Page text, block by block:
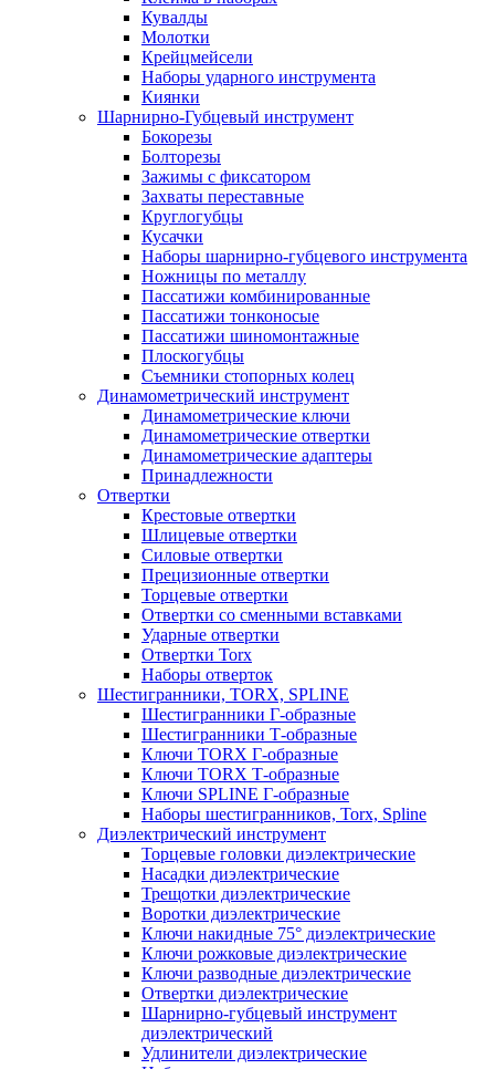
Кувалды
Молотки
Крейцмейсели
Наборы ударного инструмента
Киянки
Шарнирно-Губцевый инструмент
Бокорезы
Болторезы
Зажимы с фиксатором
Захваты переставные
Круглогубцы
Кусачки
Наборы шарнирно-губцевого инструмента
Ножницы по металлу
Пассатижи комбинированные
Пассатижи тонконосые
Пассатижи шиномонтажные
Плоскогубцы
Съемники стопорных колец
Динамометрический инструмент
Динамометрические ключи
Динамометрические отвертки
Динамометрические адаптеры
Принадлежности
Отвертки
Крестовые отвертки
Шлицевые отвертки
Силовые отвертки
Прецизионные отвертки
Торцевые отвертки
Отвертки со сменными вставками
Ударные отвертки
Отвертки Torx
Наборы отверток
Шестигранники, TORX, SPLINE
Шестигранники Г-образные
Шестигранники Т-образные
Ключи TORX Г-образные
Ключи TORX Т-образные
Ключи SPLINE Г-образные
Наборы шестигранников, Torx, Spline
Диэлектрический инструмент
Торцевые головки диэлектрические
Насадки диэлектрические
Трещотки диэлектрические
Воротки диэлектрические
Ключи накидные 75° диэлектрические
Ключи рожковые диэлектрические
Ключи разводные диэлектрические
Отвертки диэлектрические
Шарнирно-губцевый инструмент
диэлектрический
Удлинители диэлектрические